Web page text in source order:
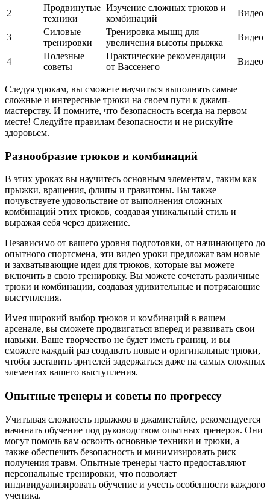
2
Продвинутые
техники
Изучение сложных трюков и
комбинаций
Видео
3
Силовые
тренировки
Тренировка мышц для
увеличения высоты прыжка
Видео
4
Полезные
советы
Практические рекомендации
от Вассенего
Видео
Следуя урокам, вы сможете научиться выполнять самые
сложные и интересные трюки на своем пути к джамп-
мастерству. И помните, что безопасность всегда на первом
месте! Следуйте правилам безопасности и не рискуйте
здоровьем.
Разнообразие трюков и комбинаций
В этих уроках вы научитесь основным элементам, таким как
прыжки, вращения, флипы и гравитоны. Вы также
почувствуете удовольствие от выполнения сложных
комбинаций этих трюков, создавая уникальный стиль и
выражая себя через движение.
Независимо от вашего уровня подготовки, от начинающего до
опытного спортсмена, эти видео уроки предложат вам новые
и захватывающие идеи для трюков, которые вы можете
включить в свою тренировку. Вы можете сочетать различные
трюки и комбинации, создавая удивительные и потрясающие
выступления.
Имея широкий выбор трюков и комбинаций в вашем
арсенале, вы сможете продвигаться вперед и развивать свои
навыки. Ваше творчество не будет иметь границ, и вы
сможете каждый раз создавать новые и оригинальные трюки,
чтобы заставить зрителей задержаться даже на самых сложных
элементах вашего выступления.
Опытные тренеры и советы по прогрессу
Учитывая сложность прыжков в джампстайле, рекомендуется
начинать обучение под руководством опытных тренеров. Они
могут помочь вам освоить основные техники и трюки, а
также обеспечить безопасность и минимизировать риск
получения травм. Опытные тренеры часто предоставляют
персональные тренировки, что позволяет
индивидуализировать обучение и учесть особенности каждого
ученика.